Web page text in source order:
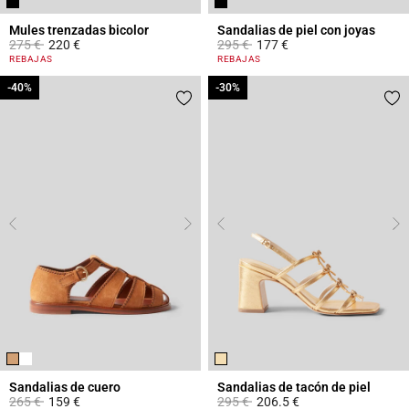
Mules trenzadas bicolor
Price reduced from
275 €to220 €
4,5 out of 5 Customer Rating
REBAJAS
Sandalias de piel con joyas
Price reduced from
295 €to177 €
3,7 out of 5 Customer Rating
REBAJAS
Sandalias de cuero
Price reduced from
265 €to
-40%
159 €
-40%
Sandalias de tacón de piel
Price reduced from
295 €to
-30%
206.5 €
-30%